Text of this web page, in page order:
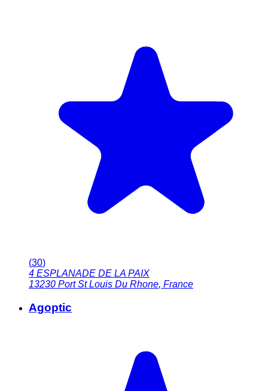
(30)
4 ESPLANADE DE LA PAIX
13230 Port St Louis Du Rhone, France
Agoptic